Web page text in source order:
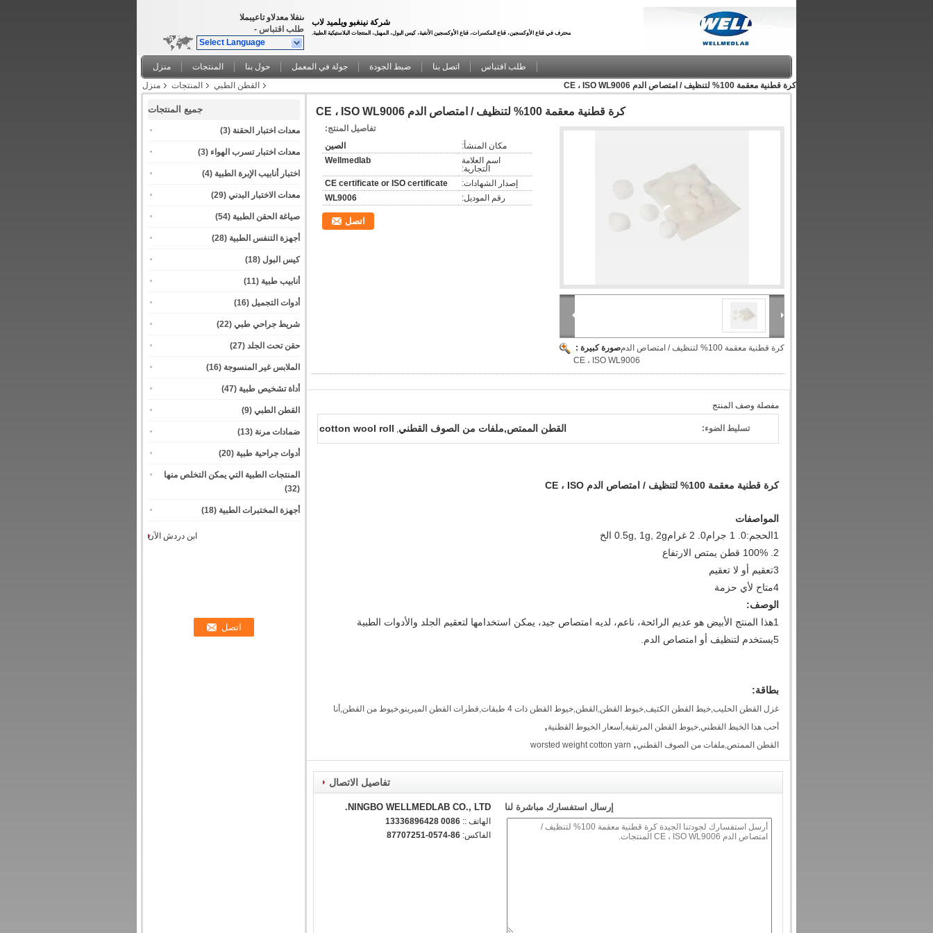
شركة نينغبو ويلميد لاب
محترف في قناع الأوكسجين، قناع المكسرات، قناع الأوكسجين الأنفية، كيس البول، المهبل، المنتجات البلاستيكية الطبية.
المبيعات والدعم الفنى
طلب اقتباس -
Select Language
منزل المنتجات حول بنا جولة في المعمل ضبط الجودة اتصل بنا
طلب اقتباس
منزل
المنتجات القطن الطبي كرة قطنية معقمة 100% لتنظيف / امتصاص الدم CE ، ISO WL9006
جميع المنتجات
معدات اختبار الحقنة (3)
معدات اختبار تسرب الهواء (3)
اختبار أنابيب الإبرة الطبية (4)
معدات الاختبار البدني (29)
صياغة الحقن الطبية (54)
أجهزة التنفس الطبية (28)
كيس البول (18)
أنابيب طبية (11)
أدوات التجميل (16)
شريط جراحي طبي (22)
حقن تحت الجلد (27)
الملابس غير المنسوجة (16)
أداة تشخيص طبية (47)
القطن الطبي (9)
ضمادات مرنة (13)
أدوات جراحية طبية (20)
المنتجات الطبية التي يمكن التخلص منها
(32)
أجهزة المختبرات الطبية (18)
ابن دردش الآن
كرة قطنية معقمة 100% لتنظيف / امتصاص الدم CE ، ISO WL9006
صورة كبيرة :كرة قطنية معقمة 100% لتنظيف / امتصاص الدم
CE ، ISO WL9006
تفاصيل المنتج:
مكان المنشأ:
الصين
اسم العلامة
التجارية:
Wellmedlab
إصدار الشهادات:
CE certificate or ISO certificate
رقم الموديل:
WL9006
اتصل
مفصلة وصف المنتج
تسليط الضوء: القطن الممتص,ملفات من الصوف القطني,
cotton wool roll
كرة قطنية معقمة 100% لتنظيف / امتصاص الدم CE ، ISO
المواصفات
1الحجم:0. 1 جرام0. 2 غرام0.5g, 1g, 2g الخ
2. 100% قطن يمتص الارتفاع
3تعقيم أو لا تعقيم
4متاح لأي حزمة
الوصف:
1هذا المنتج الأبيض هو عديم الرائحة، ناعم، لديه امتصاص جيد، يمكن استخدامها لتعقيم الجلد والأدوات الطبية
5يستخدم لتنظيف أو امتصاص الدم.
بطاقة:
غزل القطن الحليب,خيط القطن الكثيف,خيوط القطن,القطن,خيوط القطن ذات 4 طبقات,قطرات القطن الميرينو,خيوط من القطن,أنا
أحب هذا الخيط القطني,خيوط القطن المرتقية,أسعار الخيوط القطنية,
القطن الممتص,ملفات من الصوف القطني,
worsted weight cotton yarn
تفاصيل الاتصال
NINGBO WELLMEDLAB CO., LTD.
الهاتف :: 0086 13336896428
الفاكس: 86-0574-87707251
إرسال استفسارك مباشرة لنا